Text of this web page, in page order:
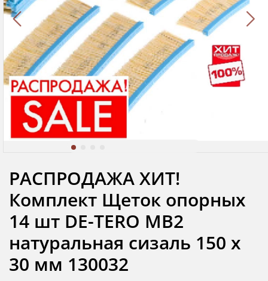
РАСПРОДАЖА ХИТ!
Комплект Щеток опорных
14 шт DE-TERO MB2
натуральная сизаль 150 х
30 мм 130032